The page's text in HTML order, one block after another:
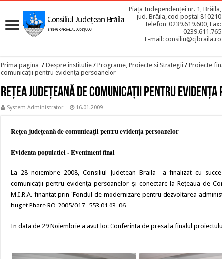
Piața Independenței nr. 1, Brăila,
jud. Brăila, cod poștal 810210
Telefon: 0239.619.600, Fax:
0239.611.765
E-mail: consiliu@cjbraila.ro
Prima pagina / Despre institutie / Programe, Proiecte si Strategii / Proiecte
comunicaţii pentru evidenţa persoanelor
Reţea judeţeană de comunicaţii pentru
System Administrator 16.01.2009
Reţea judeţeană de comunicaţii pentru evidenţa persoanelor
Evidenta populatiei - Eveniment final
La 28 noiembrie 2008, Consiliul Judetean Braila a finalizat cu
comunicaţii pentru evidenţa persoanelor şi conectare la Reţeaua de
M.I.R.A. finantat prin 'Fondul de modernizare pentru dezvoltarea
buget Phare RO-2005/017- 553.01.03. 06.
In data de 29 Noiembrie a avut loc Conferinta de presa la finalul